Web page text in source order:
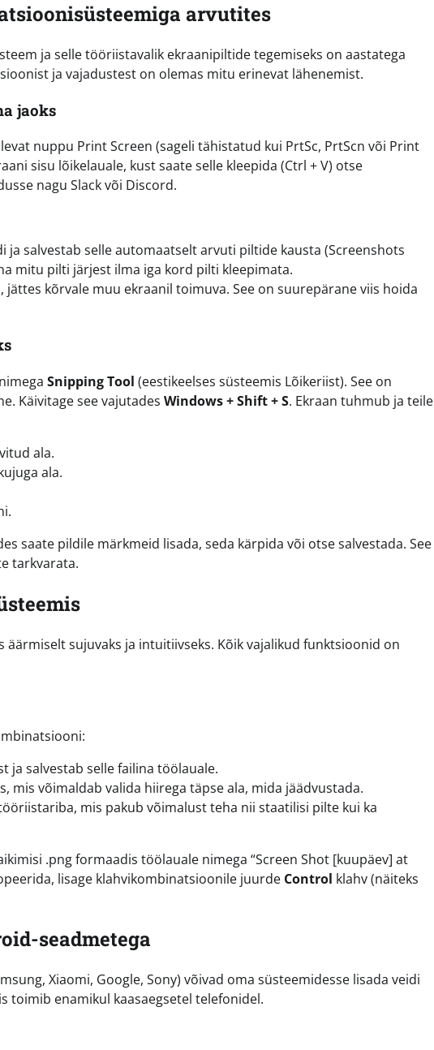
arvutites
ja selle tööriistavalik ekraanipiltide tegemiseks on aastatega
ja vajadustest on olemas mitu erinevat lähenemist.
jaoks
nuppu Print Screen (sageli tähistatud kui PrtSc, PrtScn või Print
sisu lõikelauale, kust saate selle kleepida (Ctrl + V) otse
nagu Slack või Discord.
ja salvestab selle automaatselt arvuti piltide kausta (Screenshots
mitu pilti järjest ilma iga kord pilti kleepimata.
jättes kõrvale muu ekraanil toimuva. See on suurepärane viis hoida
Snipping Tool (eestikeelses süsteemis Lõikeriist). See on
Käivitage see vajutades Windows + Shift + S. Ekraan tuhmub ja teile
ala.
ala.
saate pildile märkmeid lisada, seda kärpida või otse salvestada. See
tarkvarata.
sujuvaks ja intuitiivseks. Kõik vajalikud funktsioonid on
ja salvestab selle failina töölauale.
mis võimaldab valida hiirega täpse ala, mida jäädvustada.
mis pakub võimalust teha nii staatilisi pilte kui ka
.png formaadis töölauale nimega “Screen Shot [kuupäev] at
lisage klahvikombinatsioonile juurde Control klahv (näiteks
seadmetega
Xiaomi, Google, Sony) võivad oma süsteemidesse lisada veidi
toimib enamikul kaasaegsetel telefonidel.